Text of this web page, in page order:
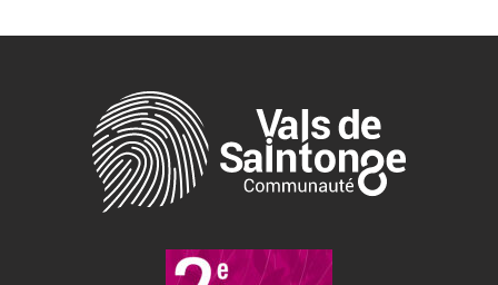
Facebook
TwitterLinkedIn
email